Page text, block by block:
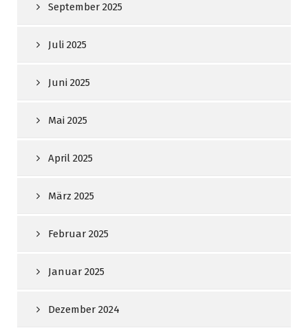
September 2025
Juli 2025
Juni 2025
Mai 2025
April 2025
März 2025
Februar 2025
Januar 2025
Dezember 2024